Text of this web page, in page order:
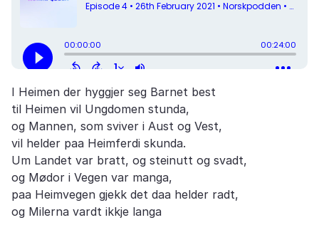
I Heimen der hyggjer seg Barnet best
til Heimen vil Ungdomen stunda,
og Mannen, som sviver i Aust og Vest,
vil helder paa Heimferdi skunda.
Um Landet var bratt, og steinutt og svadt,
og Mødor i Vegen var manga,
paa Heimvegen gjekk det daa helder radt,
og Milerna vardt ikkje langa